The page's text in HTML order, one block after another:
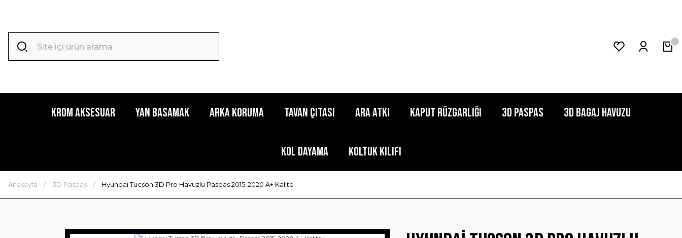
Krom Aksesuar Yan Basamak Arka Koruma Tavan Çıtası Ara Atkı Kaput Rüzgarlığı 3D Paspas 3D Bagaj Havuzu
Kol Dayama Koltuk Kılıfı
Anasayfa 3D Paspas Hyundai Tucson 3D Pro Havuzlu Paspas 2015-2020 A+ Kalite